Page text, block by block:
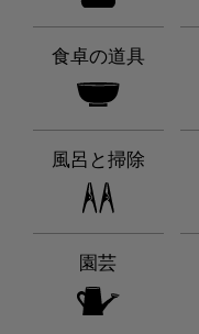
食卓の道具
風呂と掃除
園芸